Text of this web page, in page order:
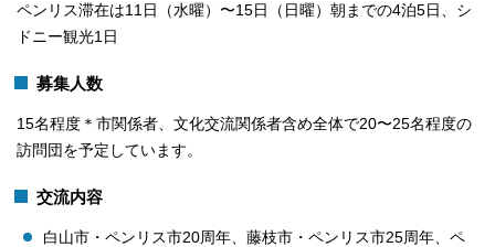
ペンリス滞在は11日（水曜）〜15日（日曜）朝までの4泊5日、シ
ドニー観光1日
募集人数
15名程度＊市関係者、文化交流関係者含め全体で20〜25名程度の
訪問団を予定しています。
交流内容
白山市・ペンリス市20周年、藤枝市・ペンリス市25周年、ペ